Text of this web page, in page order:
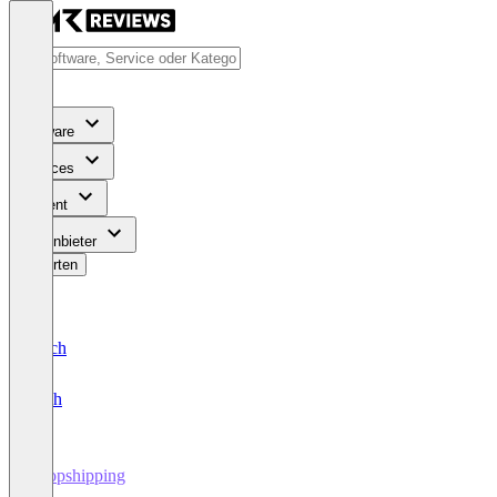
Software
Services
Content
Für Anbieter
Bewerten
Deutsch
English
Dropshipping